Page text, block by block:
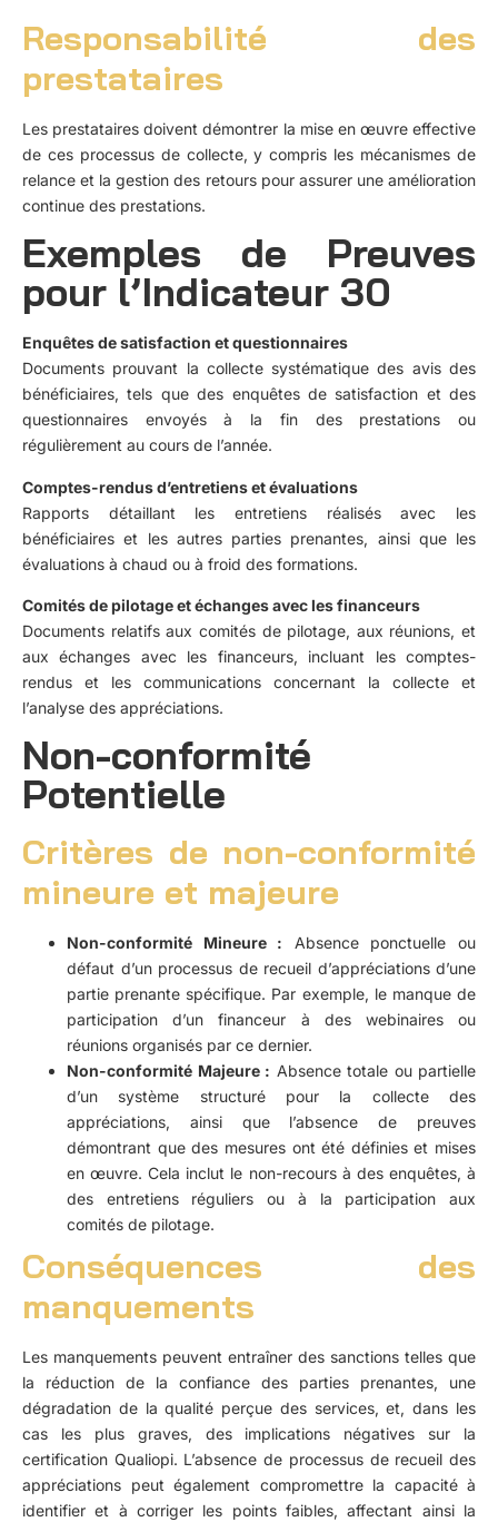
Responsabilité des
prestataires
Les prestataires doivent démontrer la mise en œuvre effective
de ces processus de collecte, y compris les mécanismes de
relance et la gestion des retours pour assurer une amélioration
continue des prestations.
Exemples de Preuves
pour l’Indicateur 30
Enquêtes de satisfaction et questionnaires
Documents prouvant la collecte systématique des avis des
bénéficiaires, tels que des enquêtes de satisfaction et des
questionnaires envoyés à la fin des prestations ou
régulièrement au cours de l’année.
Comptes-rendus d’entretiens et évaluations
Rapports détaillant les entretiens réalisés avec les
bénéficiaires et les autres parties prenantes, ainsi que les
évaluations à chaud ou à froid des formations.
Comités de pilotage et échanges avec les financeurs
Documents relatifs aux comités de pilotage, aux réunions, et
aux échanges avec les financeurs, incluant les comptes-
rendus et les communications concernant la collecte et
l’analyse des appréciations.
Non-conformité
Potentielle
Critères de non-conformité
mineure et majeure
Non-conformité Mineure : Absence ponctuelle ou
défaut d’un processus de recueil d’appréciations d’une
partie prenante spécifique. Par exemple, le manque de
participation d’un financeur à des webinaires ou
réunions organisés par ce dernier.
Non-conformité Majeure : Absence totale ou partielle
d’un système structuré pour la collecte des
appréciations, ainsi que l’absence de preuves
démontrant que des mesures ont été définies et mises
en œuvre. Cela inclut le non-recours à des enquêtes, à
des entretiens réguliers ou à la participation aux
comités de pilotage.
Conséquences des
manquements
Les manquements peuvent entraîner des sanctions telles que
la réduction de la confiance des parties prenantes, une
dégradation de la qualité perçue des services, et, dans les
cas les plus graves, des implications négatives sur la
certification Qualiopi. L’absence de processus de recueil des
appréciations peut également compromettre la capacité à
identifier et à corriger les points faibles, affectant ainsi la